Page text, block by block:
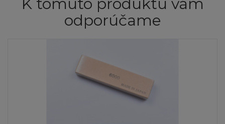
K tomuto produktu vám
odporúčame